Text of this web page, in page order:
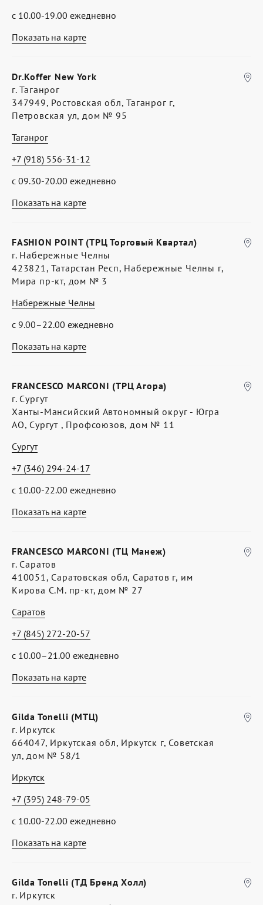
Показать на карте
с 10.00-19.00 ежедневно
Показать на карте
Dr.Koffer New York
г. Таганрог
347949, Ростовская обл, Таганрог г,
Петровская ул, дом № 95
Таганрог
с 09.30-20.00 ежедневно
+7 (918) 556-31-12
Показать на карте
FASHION POINT (ТРЦ Торговый Квартал)
г. Набережные Челны
423821, Татарстан Респ, Набережные Челны г,
Мира пр-кт, дом № 3
Набережные Челны
с 9.00–22.00 ежедневно
Показать на карте
FRANCESCO MARCONI (ТРЦ Агора)
г. Сургут
Ханты-Мансийский Автономный округ - Югра
АО, Сургут , Профсоюзов, дом № 11
Сургут
с 10.00-22.00 ежедневно
+7 (346) 294-24-17
Показать на карте
FRANCESCO MARCONI (ТЦ Манеж)
г. Саратов
410051, Саратовская обл, Саратов г, им
Кирова С.М. пр-кт, дом № 27
Саратов
с 10.00–21.00 ежедневно
+7 (845) 272-20-57
Показать на карте
Gilda Tonelli (МТЦ)
г. Иркутск
664047, Иркутская обл, Иркутск г, Советская
ул, дом № 58/1
Иркутск
с 10.00-22.00 ежедневно
+7 (395) 248-79-05
Gilda Tonelli (ТД Бренд Холл)
г. Иркутск